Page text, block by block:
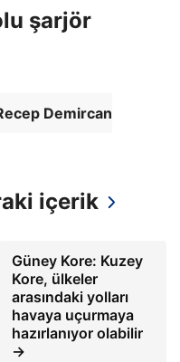
şarjör
Demircan
içerik
Güney Kore: Kuzey
Kore, ülkeler
arasındaki yolları
havaya uçurmaya
hazırlanıyor olabilir
→